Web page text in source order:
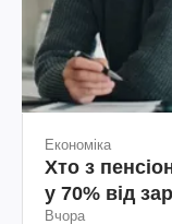
Економіка
Хто з
у 70% від
Вчора